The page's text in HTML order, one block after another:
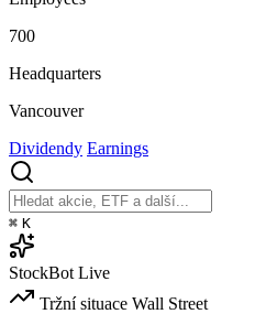
700
Headquarters
Vancouver
Dividendy Earnings
⌘ K
StockBot Live
Tržní situace Wall Street